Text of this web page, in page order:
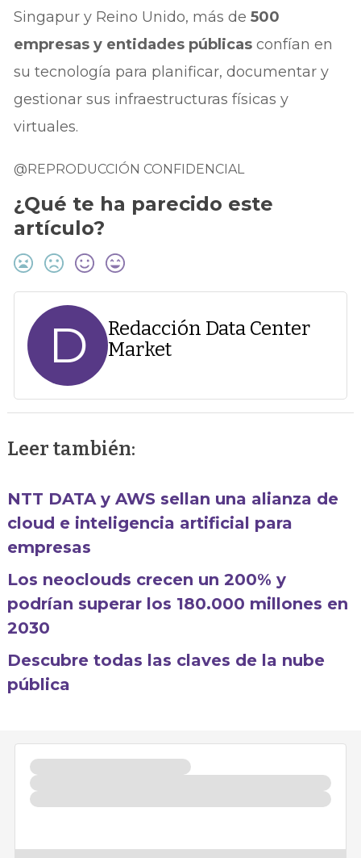
Singapur y Reino Unido, más de500
empresas y entidades públicas confían en
su tecnología para planificar, documentar y
gestionar sus infraestructuras físicas y
virtuales.
@REPRODUCCIÓN CONFIDENCIAL
¿Qué te ha parecido este
artículo?
D
Redacción Data Center
Market
Leer también:
NTT DATA y AWS sellan una alianza de
cloud e inteligencia artificial para
empresas
Los neoclouds crecen un 200% y
podrían superar los 180.000 millones en
2030
Descubre todas las claves de la nube
pública